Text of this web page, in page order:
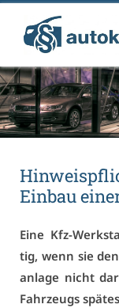
Ein­bau
Ei­ne Kfz-
tig, wenn sie
an­la­ge nicht
Fahr­zeugs